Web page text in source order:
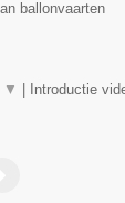
ballonvaarten
▼ | Introductie